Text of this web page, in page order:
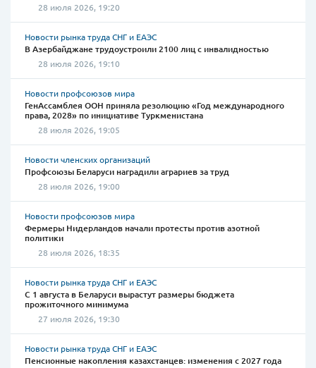
28 июля 2026, 19:20
Новости рынка труда СНГ и ЕАЭС
В Азербайджане трудоустроили 2100 лиц с инвалидностью
28 июля 2026, 19:10
Новости профсоюзов мира
ГенАссамблея ООН приняла резолюцию «Год международного
права, 2028» по инициативе Туркменистана
28 июля 2026, 19:05
Новости членских организаций
Профсоюзы Беларуси наградили аграриев за труд
28 июля 2026, 19:00
Новости профсоюзов мира
Фермеры Нидерландов начали протесты против азотной
политики
28 июля 2026, 18:35
Новости рынка труда СНГ и ЕАЭС
С 1 августа в Беларуси вырастут размеры бюджета
прожиточного минимума
27 июля 2026, 19:30
Новости рынка труда СНГ и ЕАЭС
Пенсионные накопления казахстанцев: изменения с 2027 года